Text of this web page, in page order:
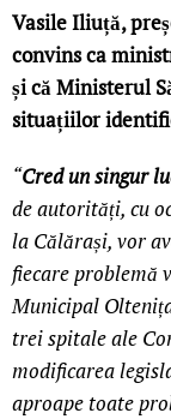
Vasile Iliuță,
convins ca
și că Ministerul
situațiilor
“Cred un singur
de autorități, cu
la Călărași, vor
fiecare problemă
Municipal
trei spitale ale
modificarea
aproape toate